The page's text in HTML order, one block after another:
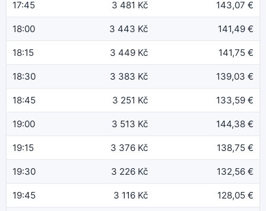
17:45 3 481 Kč 143,07 €
18:00 3 443 Kč 141,49 €
18:15 3 449 Kč 141,75 €
18:30 3 383 Kč 139,03 €
18:45 3 251 Kč 133,59 €
19:00 3 513 Kč 144,38 €
19:15 3 376 Kč 138,75 €
19:30 3 226 Kč 132,56 €
19:45 3 116 Kč 128,05 €